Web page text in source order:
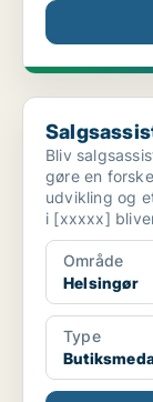
Salgsassistent -
Bliv
gøre en
udvikling og
i [xxxxx]
Område
Helsingør
Type